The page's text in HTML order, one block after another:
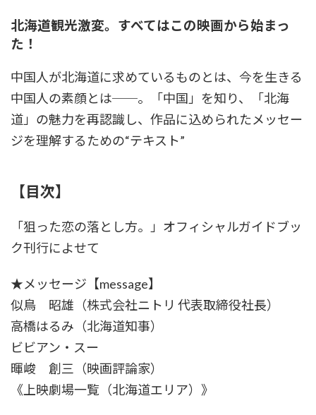
北海道観光激変。すべてはこの映画から始まっ
た！
中国人が北海道に求めているものとは、今を生きる
中国人の素顔とは──。「中国」を知り、「北海
道」の魅力を再認識し、作品に込められたメッセー
ジを理解するための“テキスト”
【目次】
「狙った恋の落とし方。」オフィシャルガイドブッ
ク刊行によせて
★メッセージ【message】
似鳥 昭雄（株式会社ニトリ 代表取締役社長）
高橋はるみ（北海道知事）
ビビアン・スー
暉峻 創三（映画評論家）
《上映劇場一覧（北海道エリア）》